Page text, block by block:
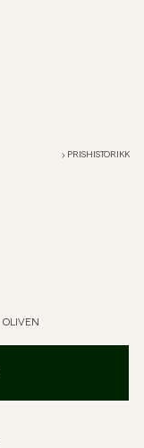
PRISHISTORIKK
OLIVEN